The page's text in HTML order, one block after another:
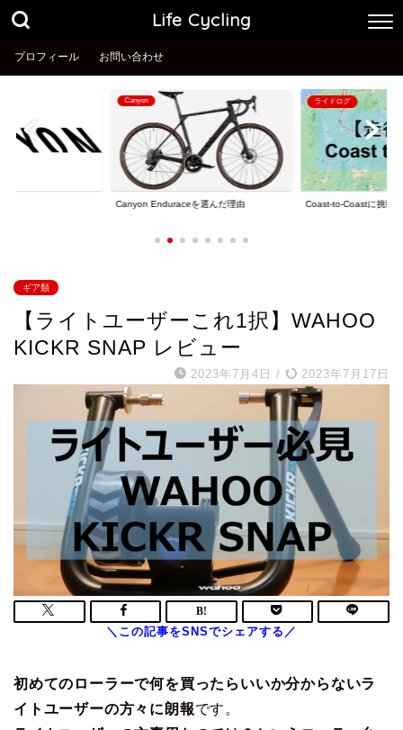
Life Cycling
プロフィール お問い合わせ
ライドログ
Coast-to-Coastに挑戦！
ライドログ
納車2.5ヶ月でワンイチ
ギア類
【ライトユーザーこれ1択】WAHOO
KICKR SNAP レビュー
2023年7月4日 / 2023年7月17日
初めてのローラーで何を買ったらいいか分からないラ
イトユーザーの方々に朗報です。